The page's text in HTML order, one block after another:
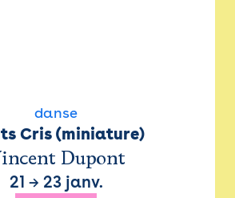
danse
Cris (miniature)
Dupont
21 → 23 janv.